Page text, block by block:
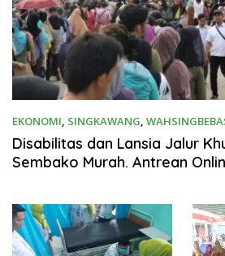
EKONOMI, SINGKAWANG,
Disabilitas dan Lansia Jalur
Sembako Murah. Antrean